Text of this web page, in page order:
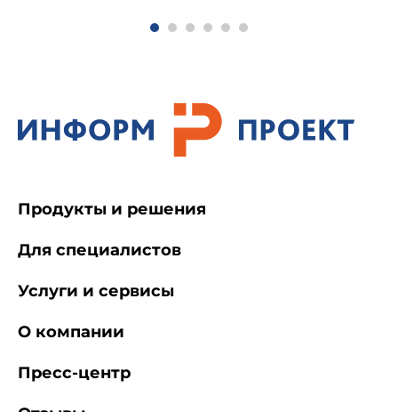
Продукты и решения
Для специалистов
Услуги и сервисы
О компании
Пресс-центр